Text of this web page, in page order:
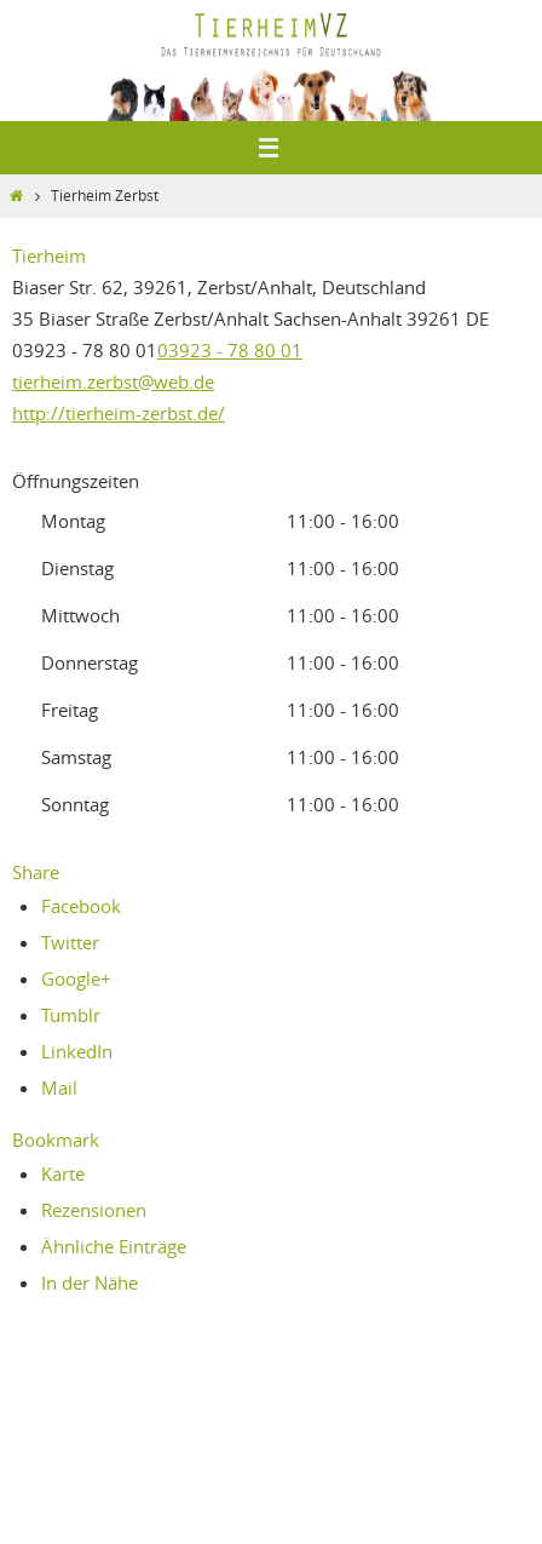
HomeTierheim Zerbst
Tierheim
Biaser Str. 62, 39261, Zerbst/Anhalt, Deutschland
35 Biaser Straße Zerbst/Anhalt Sachsen-Anhalt 39261 DE
03923 - 78 80 0103923 - 78 80 01
tierheim.zerbst@web.de
http://tierheim-zerbst.de/
Öffnungszeiten
Montag
11:00 - 16:00
Dienstag
11:00 - 16:00
Mittwoch
11:00 - 16:00
Donnerstag
11:00 - 16:00
Freitag
11:00 - 16:00
Samstag
11:00 - 16:00
Sonntag
11:00 - 16:00
Share
Facebook
Twitter
Google+
Tumblr
LinkedIn
Mail
Bookmark
Karte
Rezensionen
Ähnliche Einträge
In der Nähe